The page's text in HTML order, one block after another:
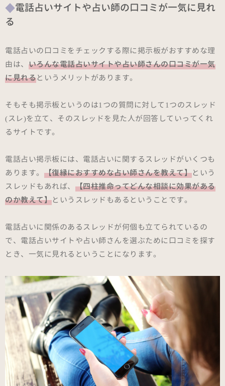
電話占いサイトや占い師の口コミが一気に見れ
る
電話占いの口コミをチェックする際に掲示板がおすすめな理
由は、 いろんな電話占いサイトや占い師さんの口コミが一気
に見れるというメリットがあります。
そもそも掲示板というのは1つの質問に対して1つのスレッド
(スレ)を立て、そのスレッドを見た人が回答していってくれ
るサイトです。
電話占い掲示板には、電話占いに関するスレッドがいくつも
あります。 【復縁におすすめな占い師さんを教えて】という
スレッドもあれば、 【四柱推命ってどんな相談に効果がある
のか教えて】というスレッドもあるということです。
電話占いに関係のあるスレッドが何個も立てられているの
で、電話占いサイトや占い師さんを選ぶために口コミを探す
とき、一気に見れるということになります。